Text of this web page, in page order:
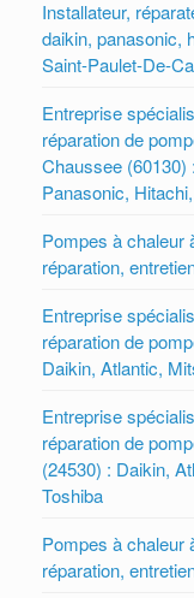
Installateur,
daikin, panasonic,
Saint-Paulet-De-
Entreprise
réparation de
Chaussee (60130)
Panasonic,
Pompes à chaleur
réparation,
Entreprise
réparation de
Daikin, Atlantic,
Entreprise
réparation de
(24530) : Daikin,
Toshiba
Pompes à chaleur
réparation,